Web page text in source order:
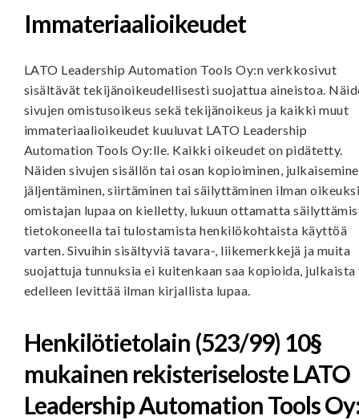
Immateriaalioikeudet
LATO Leadership Automation Tools Oy:n verkkosivut
sisältävät tekijänoikeudellisesti suojattua aineistoa.
sivujen omistusoikeus sekä tekijänoikeus ja kaikki muut
immateriaalioikeudet kuuluvat LATO Leadership
Automation Tools Oy:lle. Kaikki oikeudet on pidätetty.
Näiden sivujen sisällön tai osan kopioiminen,
jäljentäminen, siirtäminen tai säilyttäminen ilman
omistajan lupaa on kielletty, lukuun ottamatta
tietokoneella tai tulostamista henkilökohtaista käyttöä
varten. Sivuihin sisältyviä tavara-, liikemerkkejä ja muita
suojattuja tunnuksia ei kuitenkaan saa kopioida,
edelleen levittää ilman kirjallista lupaa.
Henkilötietolain (523/99) 10§
mukainen rekisteriseloste LATO
Leadership Automation Tools